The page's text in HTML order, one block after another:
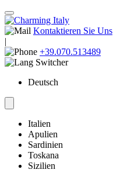
Kontaktieren Sie Uns
|
+39.070.513489
Deutsch
Italien
Apulien
Sardinien
Toskana
Sizilien